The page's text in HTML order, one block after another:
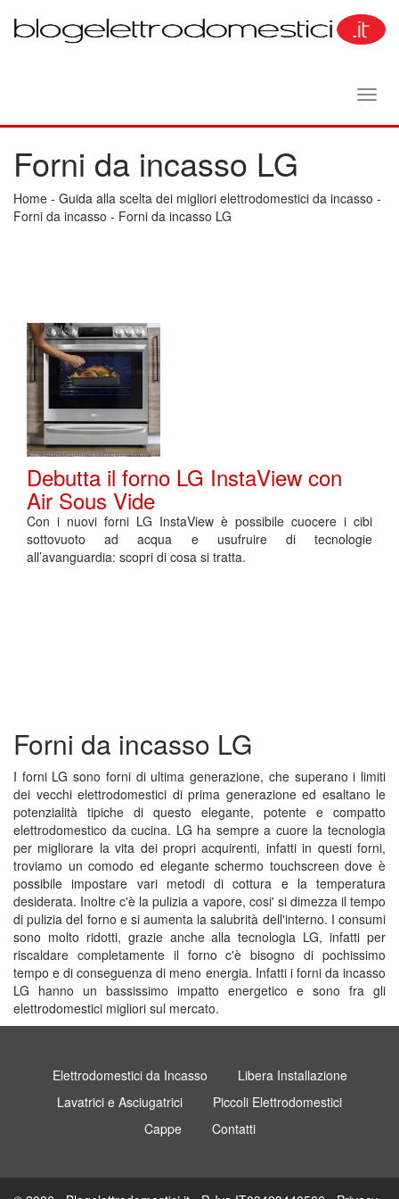
Forni da incasso LG
Home - Guida alla scelta dei migliori elettrodomestici da incasso -
Forni da incasso - Forni da incasso LG
Debutta il forno LG InstaView con
Air Sous Vide
Con i nuovi forni LG InstaView è possibile cuocere i cibi
sottovuoto ad acqua e usufruire di tecnologie
all’avanguardia: scopri di cosa si tratta.
Forni da incasso LG
I forni LG sono forni di ultima generazione, che superano i limiti
dei vecchi elettrodomestici di prima generazione ed esaltano le
potenzialità tipiche di questo elegante, potente e compatto
elettrodomestico da cucina. LG ha sempre a cuore la tecnologia
per migliorare la vita dei propri acquirenti, infatti in questi forni,
troviamo un comodo ed elegante schermo touchscreen dove è
possibile impostare vari metodi di cottura e la temperatura
desiderata. Inoltre c'è la pulizia a vapore, cosi' si dimezza il tempo
di pulizia del forno e si aumenta la salubrità dell'interno. I consumi
sono molto ridotti, grazie anche alla tecnologia LG, infatti per
riscaldare completamente il forno c'è bisogno di pochissimo
tempo e di conseguenza di meno energia. Infatti i forni da incasso
LG hanno un bassissimo impatto energetico e sono fra gli
elettrodomestici migliori sul mercato.
Elettrodomestici da Incasso
Libera Installazione
Lavatrici e Asciugatrici
Piccoli Elettrodomestici
Cappe
Contatti